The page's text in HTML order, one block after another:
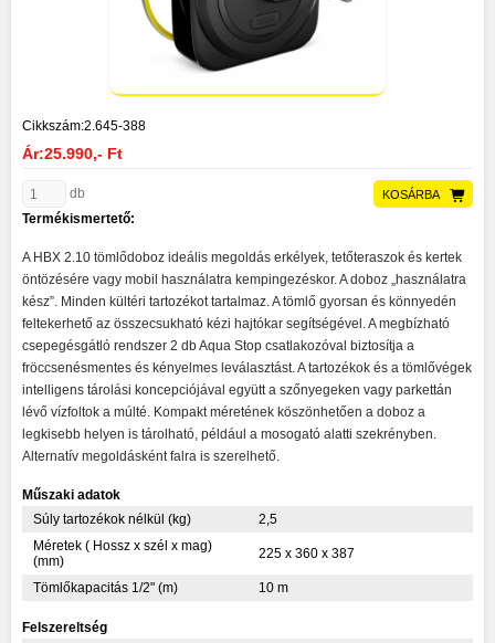
Cikkszám:2.645-388
Ár:25.990,- Ft
KOSÁRBA
db
Termékismertető:
A HBX 2.10 tömlődoboz ideális megoldás erkélyek, tetőteraszok és kertek
öntözésére vagy mobil használatra kempingezéskor. A doboz „használatra
kész”. Minden kültéri tartozékot tartalmaz. A tömlő gyorsan és könnyedén
feltekerhető az összecsukható kézi hajtókar segítségével. A megbízható
csepegésgátló rendszer 2 db Aqua Stop csatlakozóval biztosítja a
fröccsenésmentes és kényelmes leválasztást. A tartozékok és a tömlővégek
intelligens tárolási koncepciójával együtt a szőnyegeken vagy parkettán
lévő vízfoltok a múlté. Kompakt méretének köszönhetően a doboz a
legkisebb helyen is tárolható, például a mosogató alatti szekrényben.
Alternatív megoldásként falra is szerelhető.
Műszaki adatok
Súly tartozékok nélkül (kg)
2,5
Méretek ( Hossz x szél x mag)
(mm)
225 x 360 x 387
Tömlőkapacitás 1/2" (m) 10 m
Felszereltség